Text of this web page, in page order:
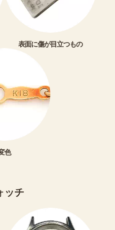
表面に傷が目立つもの
色
ッチ